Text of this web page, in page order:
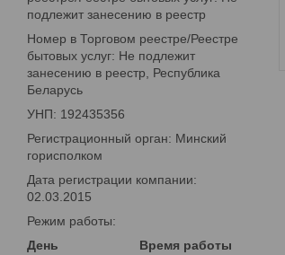
подлежит занесению в реестр
Номер в Торговом реестре/Реестре
бытовых услуг: Не подлежит
занесению в реестр, Республика
Беларусь
УНП: 192435356
Регистрационный орган: Минский
горисполком
Дата регистрации компании:
02.03.2015
Режим работы:
День
Время работы